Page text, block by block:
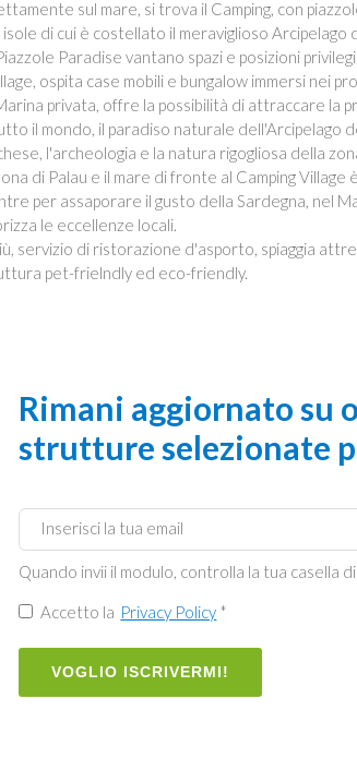
sul mare, si trova il Camping, con
isole di cui è costellato il meraviglioso Arcipelago
Paradise vantano spazi e posizioni
ospita case mobili e bungalow immersi nei
privata, offre la possibilità di attraccare la
il mondo, il paradiso naturale dell'Arcipelago
l'archeologia e la natura rigogliosa della
di Palau e il mare di fronte al Camping
per assaporare il gusto della Sardegna, nel
le eccellenze locali.
servizio di ristorazione d'asporto, spiaggia
pet-frielndly ed eco-friendly.
Rimani aggiornato su
strutture selezionate
Quando invii il modulo, controlla la tua casella
Accetto la Privacy Policy *
VOGLIO ISCRIVERMI!